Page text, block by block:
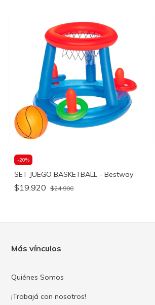
-20%
SET JUEGO BASKETBALL - Bestway
$19.920 $24.900
Más vínculos
Quiénes Somos
¡Trabajá con nosotros!